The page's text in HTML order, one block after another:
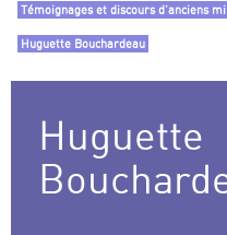
Témoignages et discours d’anciens
Huguette Bouchardeau
Huguette